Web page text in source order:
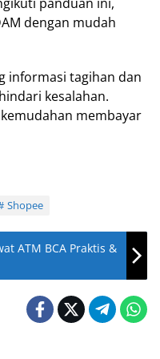
dengan mudah
informasi tagihan dan
kesalahan.
membayar
Shopee
ATM BCA Praktis &